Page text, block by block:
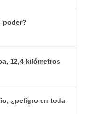
poder?
12,4 kilómetros
¿peligro en toda